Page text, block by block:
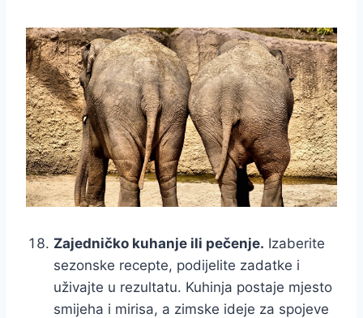
Zajedničko kuhanje ili pečenje. Izaberite
sezonske recepte, podijelite zadatke i
uživajte u rezultatu. Kuhinja postaje mjesto
smijeha i mirisa, a zimske ideje za spojeve